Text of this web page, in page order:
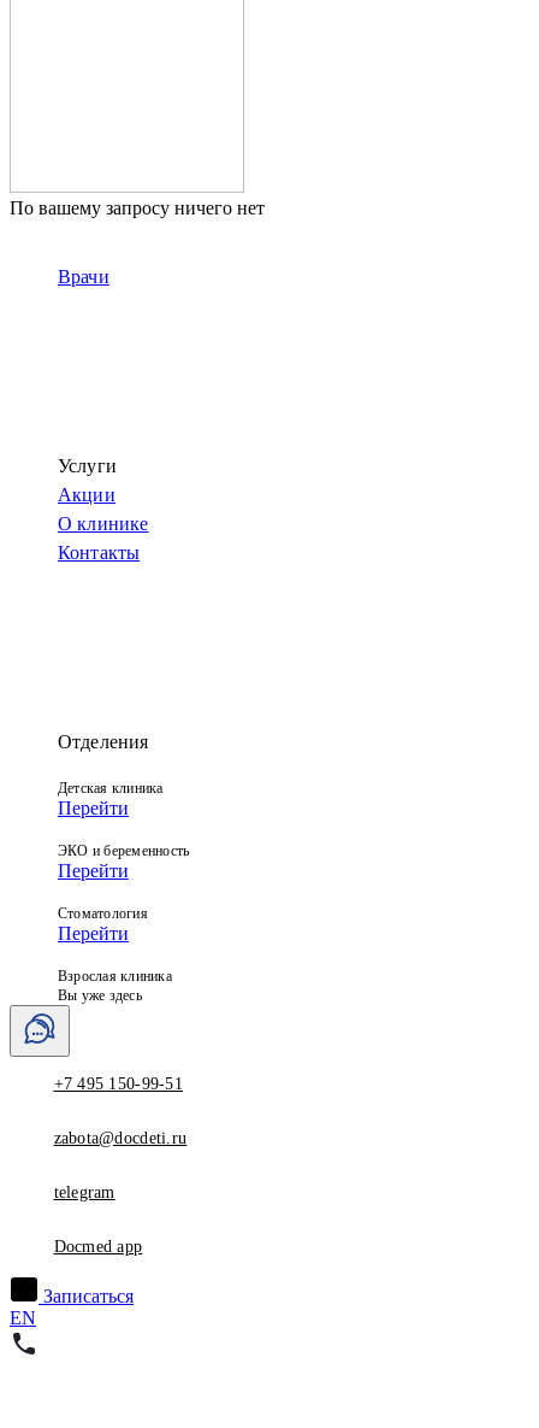
По вашему запросу ничего нет
Врачи
Услуги
Акции
О клинике
Контакты
Отделения
Детская клиника
Перейти
ЭКО и беременность
Перейти
Стоматология
Перейти
Взрослая клиника
Вы уже здесь
+7 495 150-99-51
zabota@docdeti.ru
telegram
Docmed app
Записаться
EN